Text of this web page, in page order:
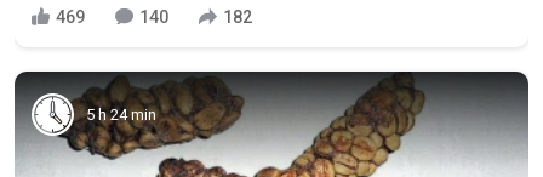
469 140 182
5 h 24 min